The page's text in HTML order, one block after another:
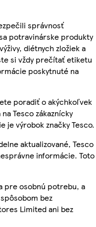
správnosť
potravinárske produkty
diétnych zložiek a
si vždy prečítať etiketu
poskytnuté na
poradiť o akýchkoľvek
Tesco zákaznícky
je výrobok značky Tesco.
aktualizované, Tesco
informácie. Toto
pre osobnú potrebu, a
bez
Limited ani bez